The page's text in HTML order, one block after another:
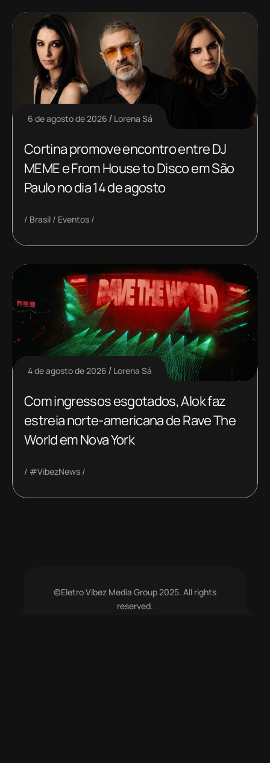
6 de agosto de 2026 Lorena Sá
Cortina promove encontro entre DJ
MEME e From House to Disco em São
Paulo no dia 14 de agosto
Brasil Eventos
4 de agosto de 2026 Lorena Sá
Com ingressos esgotados, Alok faz
estreia norte-americana de Rave The
World em Nova York
#VibezNews
©Eletro Vibez Media Group 2025. All rights
reserved.